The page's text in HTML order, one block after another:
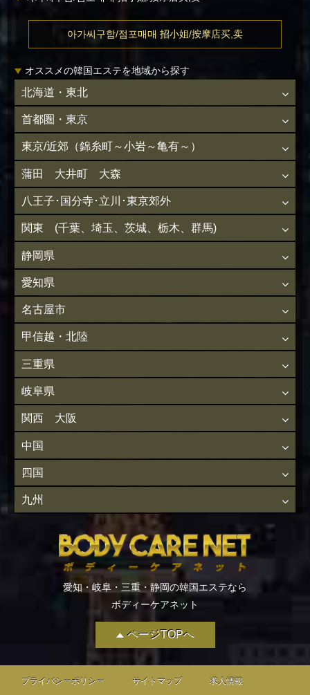
ページTOPへ
아가씨구함/점포매매 招小姐/按摩店买,卖
オススメの韓国エステを地域から探す
北海道・東北
首都圏・東京
東京/近郊（錦糸町～小岩～亀有～）
蒲田 大井町 大森
八王子･国分寺･立川･東京郊外
関東 (千葉、埼玉、茨城、栃木、群馬)
静岡県
愛知県
名古屋市
甲信越・北陸
三重県
岐阜県
関西 大阪
中国
四国
九州
愛知・岐阜・三重・静岡の韓国エステなら
ボディーケアネット
プライバシーポリシー サイトマップ 求人情報